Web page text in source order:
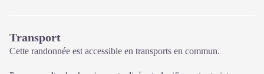
de l'office de tourisme et du Parc.
Une expo interactive présente le Parc national des Cévennes et
ses actions.
Transport
Cette randonnée est accessible en transports en commun.